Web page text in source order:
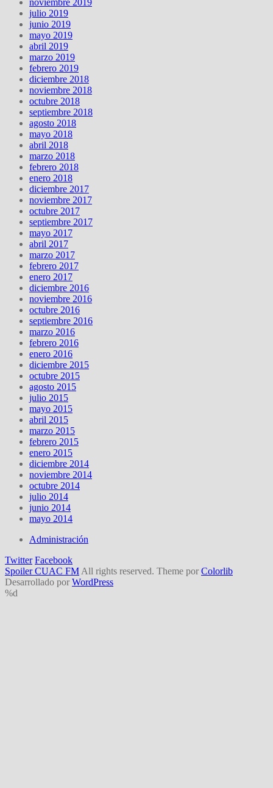
noviembre 2019
julio 2019
junio 2019
mayo 2019
abril 2019
marzo 2019
febrero 2019
diciembre 2018
noviembre 2018
octubre 2018
septiembre 2018
agosto 2018
mayo 2018
abril 2018
marzo 2018
febrero 2018
enero 2018
diciembre 2017
noviembre 2017
octubre 2017
septiembre 2017
mayo 2017
abril 2017
marzo 2017
febrero 2017
enero 2017
diciembre 2016
noviembre 2016
octubre 2016
septiembre 2016
marzo 2016
febrero 2016
enero 2016
diciembre 2015
octubre 2015
agosto 2015
julio 2015
mayo 2015
abril 2015
marzo 2015
febrero 2015
enero 2015
diciembre 2014
noviembre 2014
octubre 2014
julio 2014
junio 2014
mayo 2014
Administración
Twitter Facebook
Spoiler CUAC FM All rights reserved. Theme por Colorlib
Desarrollado por WordPress
%d